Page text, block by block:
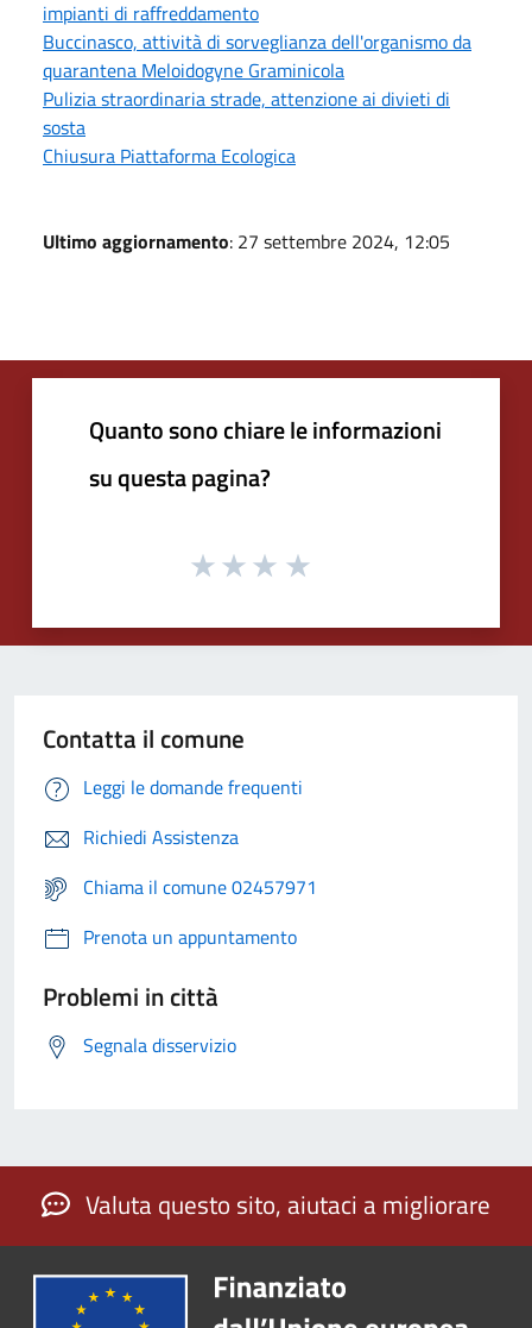
impianti di raffreddamento
Buccinasco, attività di sorveglianza dell'organismo da
quarantena Meloidogyne Graminicola
Pulizia straordinaria strade, attenzione ai divieti di
sosta
Chiusura Piattaforma Ecologica
Ultimo aggiornamento: 27 settembre 2024, 12:05
Quanto sono chiare le informazioni
su questa pagina?
Contatta il comune
Leggi le domande frequenti
Richiedi Assistenza
Chiama il comune 02457971
Prenota un appuntamento
Problemi in città
Segnala disservizio
Valuta questo sito, aiutaci a migliorare